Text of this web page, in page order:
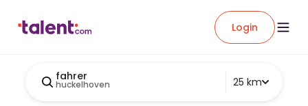
Login
fahrer
huckelhoven 25 km